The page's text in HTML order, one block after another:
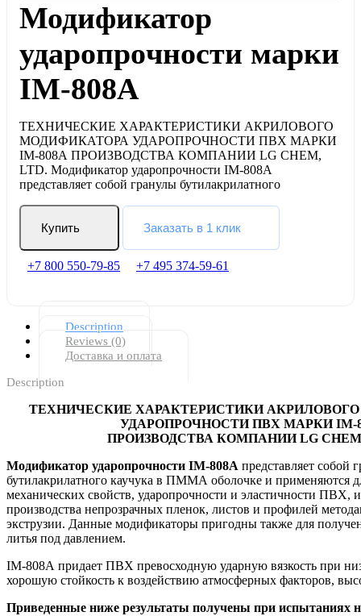
Модификатор
ударопрoчности марки
IM-808A
ТЕХНИЧЕСКИЕ ХАРАКТЕРИСТИКИ АКРИЛОВОГО
МОДИФИКАТОРА УДАРОПРОЧНОСТИ ПВХ МАРКИ
IM-808А ПРОИЗВОДСТВА КОМПАНИИ LG CHEM,
LTD. Модификатор ударопрочности IM-808А
представляет собой гранулы бутилакрилатного
Купить Заказать в 1 клик
+7 800 550-79-85 +7 495 374-59-61
Description
Reviews (0)
Доставка и оплата
Description
ТЕХНИЧЕСКИЕ ХАРАКТЕРИСТИКИ
УДАРОПРОЧНОСТИ ПВХ МАРКИIM-
ПРОИЗВОДСТВА КОМПАНИИLG CHEM
Модификатор ударопрочности IM-808А представляет собой
бутилакрилатного каучука в ПММА оболочке и применяются
механических свойств, ударопрочности и эластичности ПВХ,
производства непрозрачных пленок, листов и профилей
экструзии. Данные модификаторы пригодны также для
литья под давлением.
IM-808А придает ПВХ превосходную ударную вязкость при
хорошую стойкость к воздействию атмосферных факторов,
Приведенные ниже результаты получены при испытаниях